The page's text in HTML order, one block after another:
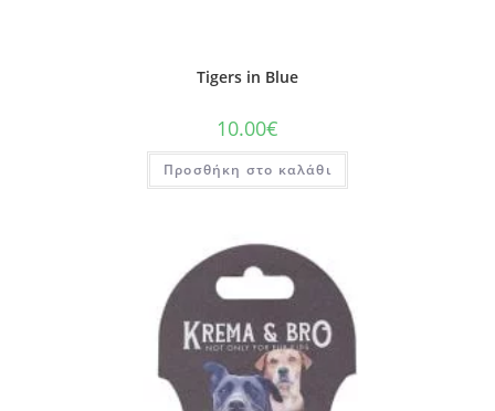
Tigers in Blue
10.00€
Προσθήκη στο καλάθι